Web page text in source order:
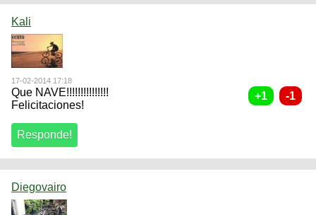
Kali
17-02-2014 17:18
Que NAVE!!!!!!!!!!!!!!!
Felicitaciones!
Diegovairo